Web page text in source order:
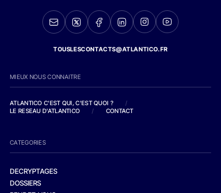
TOUSLESCONTACTS@ATLANTICO.FR
MIEUX NOUS CONNAITRE
ATLANTICO C'EST QUI, C'EST QUOI ?
/
LE RESEAU D'ATLANTICO
/ CONTACT
CATEGORIES
DECRYPTAGES
DOSSIERS